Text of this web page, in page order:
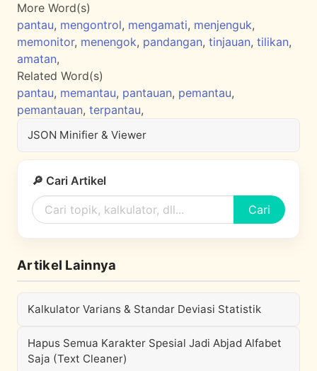
More Word(s)
pantau, mengontrol, mengamati, menjenguk,
memonitor, menengok, pandangan, tinjauan, tilikan,
amatan,
Related Word(s)
pantau, memantau, pantauan, pemantau,
pemantauan, terpantau,
JSON Minifier & Viewer
🔎 Cari Artikel
Cari
Artikel Lainnya
Kalkulator Varians & Standar Deviasi Statistik
Hapus Semua Karakter Spesial Jadi Abjad Alfabet
Saja (Text Cleaner)